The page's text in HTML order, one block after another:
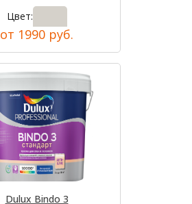
Цвет:
от 1990 руб.
Dulux Bindo 3